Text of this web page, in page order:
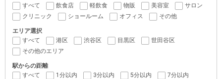
すべて
飲食店 軽飲食 物販 美容室
サロン
クリニック
ショールーム オフィス その他
エリア選択
すべて
港区 渋谷区 目黒区
世田谷区
その他のエリア
駅からの距離
すべて
1分以内 3分以内 5分以内 7分以内